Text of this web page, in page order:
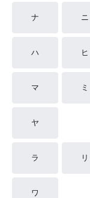
ナ ニ
ハ ヒ
マ ミ
ヤ
ラ リ
ワ